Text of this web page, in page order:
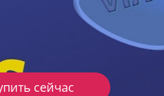
сейчас